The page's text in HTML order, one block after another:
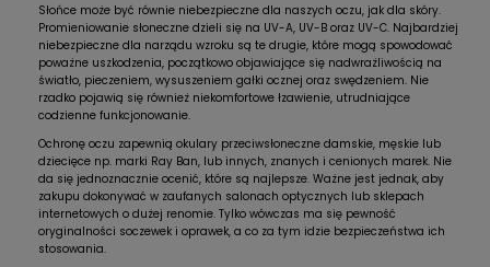
Słońce może być równie niebezpieczne dla naszych oczu, jak dla skóry.
Promieniowanie słoneczne dzieli się na UV-A, UV-B oraz UV-C. Najbardziej
niebezpieczne dla narządu wzroku są te drugie, które mogą spowodować
poważne uszkodzenia, początkowo objawiające się nadwrażliwością na
światło, pieczeniem, wysuszeniem gałki ocznej oraz swędzeniem. Nie
rzadko pojawią się również niekomfortowe łzawienie, utrudniające
codzienne funkcjonowanie.
Ochronę oczu zapewnią okulary przeciwsłoneczne damskie, męskie lub
dziecięce np. marki Ray Ban, lub innych, znanych i cenionych marek. Nie
da się jednoznacznie ocenić, które są najlepsze. Ważne jest jednak, aby
zakupu dokonywać w zaufanych salonach optycznych lub sklepach
internetowych o dużej renomie. Tylko wówczas ma się pewność
oryginalności soczewek i oprawek, a co za tym idzie bezpieczeństwa ich
stosowania.